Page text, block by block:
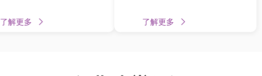
了解更多 了解更多